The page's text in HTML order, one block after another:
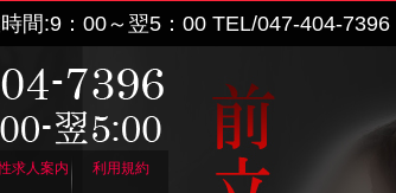
間:9：00～翌5：00 TEL/047-404-7396
求人案内 利用規約